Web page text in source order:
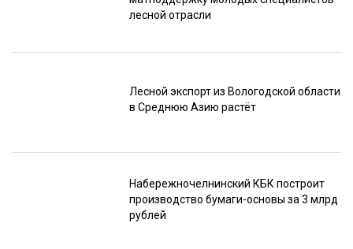
лесной отрасли
Лесной экспорт из Вологодской области
в Среднюю Азию растёт
Набережночелнинский КБК построит
производство бумаги-основы за 3 млрд
рублей